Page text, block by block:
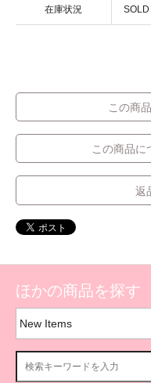
在庫状況
この商
この商品に
返
ほかの商品を探す